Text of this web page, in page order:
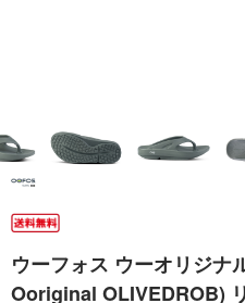
ウーフォス ウーオリジナ
Ooriginal OLIVEDROB)